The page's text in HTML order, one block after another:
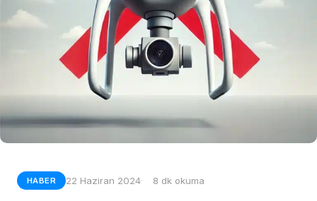
HABER 22 Haziran 2024 8 dk okuma